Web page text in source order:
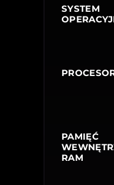
SYSTEM
PAMIĘĆ
RAM